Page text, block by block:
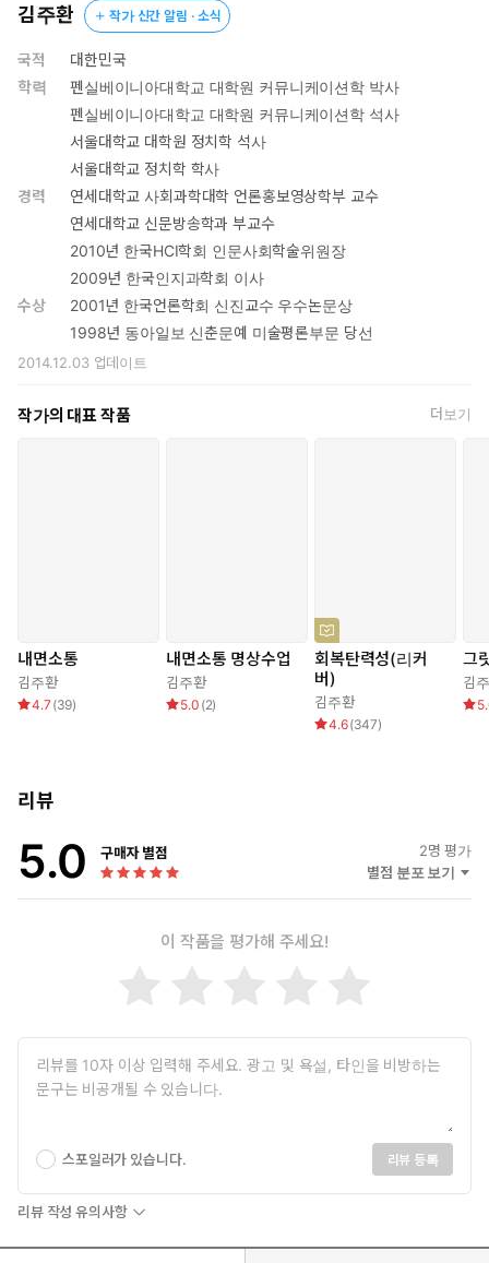
스스로, 즐겁게, 끝까지 공부하는 마음근력 훈련법
★ 세계 최초로 GRIT 개념을 정립한 김주환 교수가
★ 15만 독자가 감동한 《내면소통》의 이론을 자녀교육에 접목!
인간 성취력의 비밀을 밝혀 독자들에게 사랑받은 김주환 교수의
탄력성》 출간 이후 현실에서 실천적인 해법을 담은 도서를 고민하
던 저자는 시험을 앞둔 학생부터 치열한 경쟁 속에 사는 직장인까지,
목표한 바를 성취하는 것이 모두의 바람이라는 판단 아래 ‘성취력을
높이는 비법’, 즉 ‘그릿(GRIT)’이라는 개념을 최초로 제시하며 2013
년 초판을 출간했다. 이번 전면개정판에서 저자는 뇌과학에 기반한
저자의 최신 연구 성과를 접목해 그릿 개념을 재정립했다. 그릿
(GRIT)은 “Growing through Relatedness + Intrinsic
(Relatedness), 자기동기력(Intrinsic motivation) 이 세 가지 마음
김주환 작가 신간 알림 · 소식
국적
대한민국
학력
펜실베이니아대학교 대학원 커뮤니케이션학 박사
펜실베이니아대학교 대학원 커뮤니케이션학 석사
서울대학교 대학원 정치학 석사
서울대학교 정치학 학사
경력
연세대학교 사회과학대학 언론홍보영상학부 교수
연세대학교 신문방송학과 부교수
2010년 한국HCI학회 인문사회학술위원장
2009년 한국인지과학회 이사
수상
2001년 한국언론학회 신진교수 우수논문상
1998년 동아일보 신춘문예 미술평론부문 당선
2014.12.03업데이트
작가의 대표 작품 더보기
내면소통
김주환
4.7 (39)
내면소통 명상수업
김주환
5.0 (2)
회복탄력성(리커
버)
김주환
4.6(347)
그
김
리뷰
5.0 구매자 별점 2명 평가
별점 분포 보기
이 작품을 평가해 주세요!
스포일러가 있습니다. 리뷰 등록
리뷰 작성 유의사항